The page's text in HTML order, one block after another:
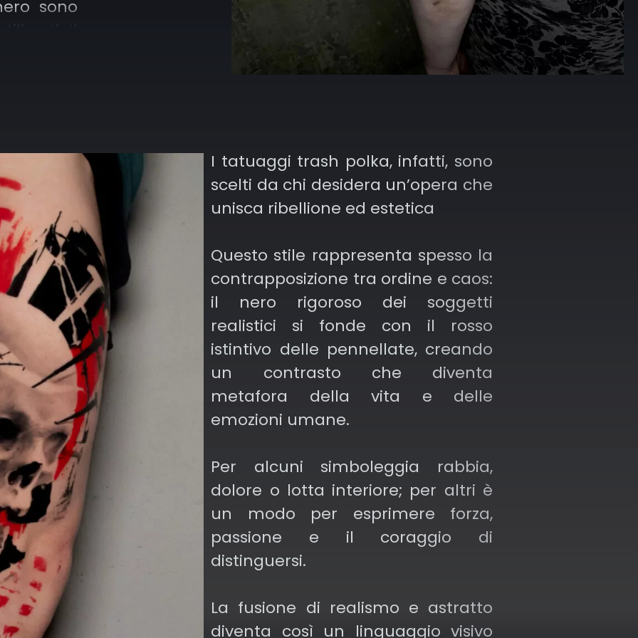
sono
Il
dando
di
è senza
impatto
bocca
di ogni
stile
unico
I tatuaggi trash polka, infatti, sono
scelti da chi desidera un’opera che
unisca ribellione ed estetica
Questo stile rappresenta spesso la
contrapposizione tra ordine e caos:
il nero rigoroso dei soggetti
realistici si fonde con il rosso
istintivo delle pennellate, creando
un contrasto che diventa
metafora della vita e delle
emozioni umane.
Per alcuni simboleggia rabbia,
dolore o lotta interiore; per altri è
un modo per esprimere forza,
passione e il coraggio di
distinguersi.
La fusione di realismo e astratto
diventa così un linguaggio visivo